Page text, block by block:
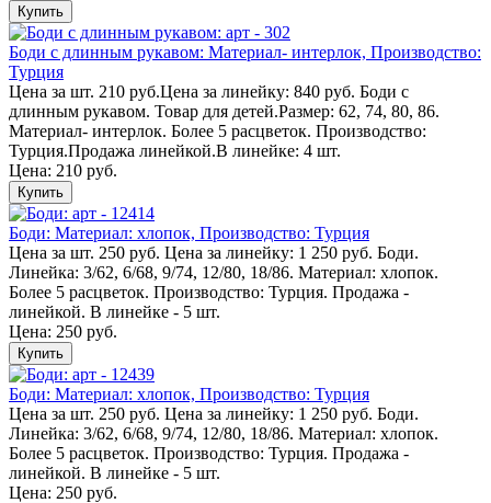
Купить
Боди с длинным рукавом: Материал- интерлок, Производство:
Турция
Цена за шт. 210 руб.Цена за линейку: 840 руб. Боди с
длинным рукавом. Товар для детей.Размер: 62, 74, 80, 86.
Материал- интерлок. Более 5 расцветок. Производство:
Турция.Продажа линейкой.В линейке: 4 шт.
Цена: 210 руб.
Купить
Боди: Материал: хлопок, Производство: Турция
Цена за шт. 250 руб. Цена за линейку: 1 250 руб. Боди.
Линейка: 3/62, 6/68, 9/74, 12/80, 18/86. Материал: хлопок.
Более 5 расцветок. Производство: Турция. Продажа -
линейкой. В линейке - 5 шт.
Цена: 250 руб.
Купить
Боди: Материал: хлопок, Производство: Турция
Цена за шт. 250 руб. Цена за линейку: 1 250 руб. Боди.
Линейка: 3/62, 6/68, 9/74, 12/80, 18/86. Материал: хлопок.
Более 5 расцветок. Производство: Турция. Продажа -
линейкой. В линейке - 5 шт.
Цена: 250 руб.